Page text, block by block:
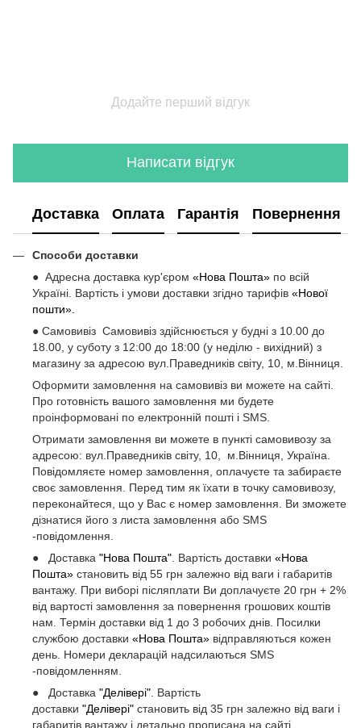
Додайте перший відгук
Написати відгук
Доставка Оплата Гарантія Повернення
Способи доставки
● Адресна доставка кур'єром «Нова Пошта» по всій
Україні. Вартість і умови доставки згідно тарифів «Нової
пошти».
● Самовивіз Самовивіз здійснюється у будні з 10.00 до
18.00, у суботу з 12:00 до 18:00 (у неділю - вихідний) з
магазину за адресою вул.Праведників світу, 10, м.Вінниця.
Оформити замовлення на самовивіз ви можете на сайті.
Про готовність вашого замовлення ми будете
проінформовані по електронній пошті і SMS.
Отримати замовлення ви можете в пункті самовивозу за
адресою: вул.Праведників світу, 10, м.Вінниця, Україна.
Повідомляєте номер замовлення, оплачуєте та забираєте
своє замовлення. Перед тим як їхати в точку самовивозу,
переконайтеся, що у Вас є номер замовлення. Ви зможете
дізнатися його з листа замовлення або SMS
-повідомлення.
● Доставка "Нова Пошта" . Вартість доставки «Нова
Пошта» становить від 55 грн залежно від ваги і габаритів
вантажу. При виборі післяплати Ви доплачуєте 20 грн + 2%
від вартості замовлення за повернення грошових коштів
нам. Термін доставки від 1 до 3 робочих днів. Посилки
службою доставки «Нова Пошта» відправляються кожен
день. Номери декларацій надсилаються SMS
-повідомленням.
● Доставка "Делівері" . Вартість
доставки "Делівері" становить від 35 грн залежно від ваги і
габаритів вантажу і детально прописана на сайті